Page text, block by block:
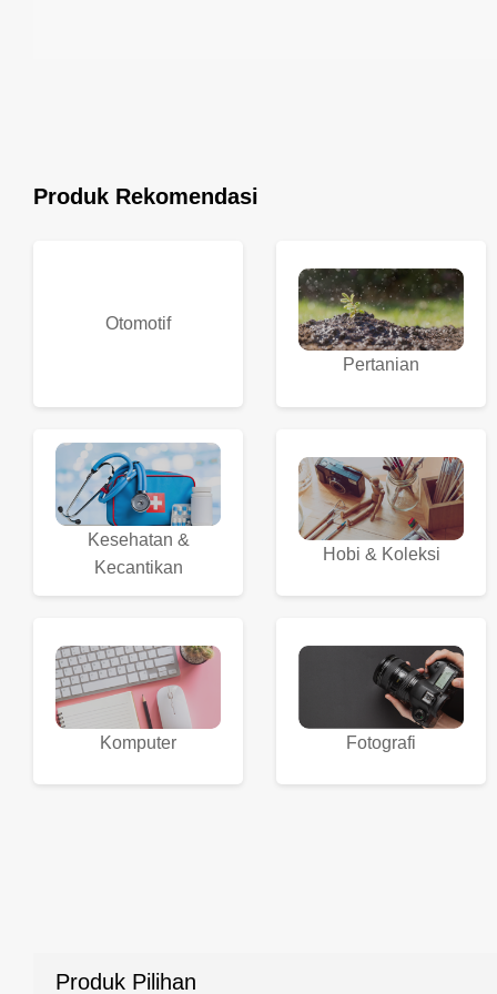
Produk Rekomendasi
Otomotif
Pertanian
Kesehatan &
Kecantikan
Hobi & Koleksi
Komputer Fotografi
Produk Pilihan